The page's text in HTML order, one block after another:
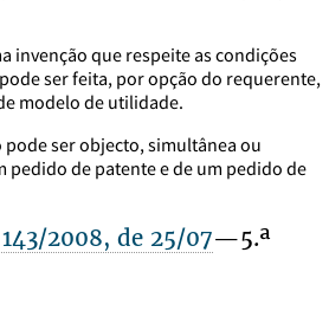
invenção que respeite as condições
ser feita, por opção do requerente,
modelo de utilidade.
pode ser objecto, simultânea ou
pedido de patente e de um pedido de
2008, de 25/07—5.ª